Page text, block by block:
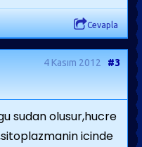
Cevapla
4 Kasım 2012 #3
sudan olusur,hucre
icinde